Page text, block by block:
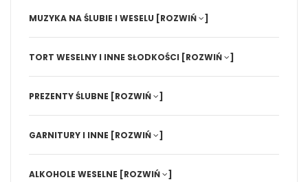
MUZYKA NA ŚLUBIE I WESELU [ROZWIŃ ]
TORT WESELNY I INNE SŁODKOŚCI [ROZWIŃ ]
PREZENTY ŚLUBNE [ROZWIŃ ]
GARNITURY I INNE [ROZWIŃ ]
ALKOHOLE WESELNE [ROZWIŃ ]